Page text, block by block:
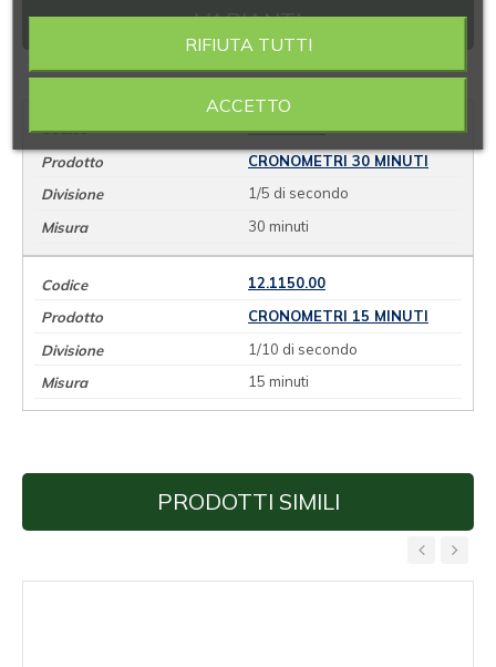
VARIANTI
12.1110.00
CRONOMETRI 30 MINUTI
1/5 di secondo
30 minuti
12.1150.00
CRONOMETRI 15 MINUTI
1/10 di secondo
15 minuti
PRODOTTI SIMILI
‹ ›
RIFIUTA TUTTI
ACCETTO